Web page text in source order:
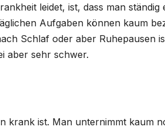
leidet, ist, dass man
Aufgaben können kaum
Schlaf oder aber Ruhepausen
aber sehr schwer.
krank ist. Man unternimmt kaum